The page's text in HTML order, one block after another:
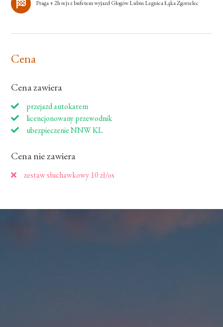
Praga + 2h rejs z bufetem wyjazd Głogów Lubin Legnica Łąka Zgorzelec
Cena
Cena zawiera
przejazd autokarem
licencjonowany przewodnik
ubezpieczenie NNW KL
Cena nie zawiera
zestaw słuchawkowy 10 zł/os